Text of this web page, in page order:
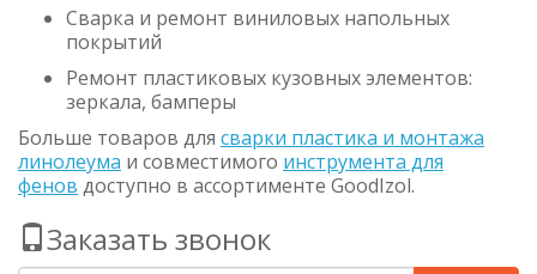
Сварка и ремонт виниловых напольных
покрытий
Ремонт пластиковых кузовных элементов:
зеркала, бамперы
Больше товаров для сварки пластика и монтажа
линолеума и совместимого инструмента для
фенов доступно в ассортименте GoodIzol.
Заказать звонок